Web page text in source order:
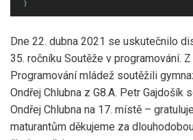
Dne 22. dubna 2021 se uskutečnilo
35. ročníku Soutěže v programování.
Programování mládež soutěžili
Ondřej Chlubna z G8.A. Petr Gajdošík
Ondřej Chlubna na 17. místě –
maturantům děkujeme za